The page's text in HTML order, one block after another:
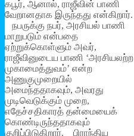
கபூர், ஆனால், ராஜீவின் பாணி
வேறானதாக இருந்தது என்கிறார்.
நபருக்கு நபர், அரசியல் பாணி
மாறுபடும் என்பதை
ஏற்றுக்கொள்ளும் அவர்,
ராஜீவினுடைய பாணி ‘அரசியலற்ற
முகாமைத்துவம்’ என்ற
அணுகுமுறையில்
அமைந்ததாகவும், அவரது
முடிவெடுக்கும் முறை,
எதேச்சதிகாரத் தன்மையைக்
கொண்டிருந்ததாகவும்
குறிப்பிடுகிறார். பிராந்திய